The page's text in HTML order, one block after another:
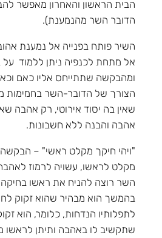
הבית הראשון והאחרון מאפשר
הדובר השר מהנמענת).
השיר פותח בפנייה אל נמענת
אל מתחת לכנפיה ניתן ללמוד
ומהבקשה שתתייחס אליו כאם
הצורך של הדובר-השר בחמימות
שאין בה יסוד אירוטי, רק אהבה
אהבה והבנה ללא חשבונות.
"ויהי חיקך מקלט ראשי" –
מקלט לראשו, עשויה לרמוז
השר רוצה להניח את ראשו
בהמשך הוא מבהיר שהוא זקוק
לתפלותיו הנדחות, כלומר, הוא
שתקשיב לו באהבה ותיתן לראשו